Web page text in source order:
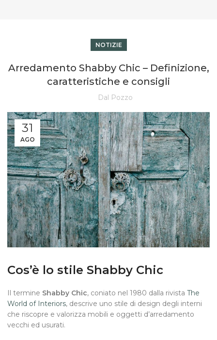
NOTIZIE
Arredamento Shabby Chic – Definizione,
caratteristiche e consigli
Dal Pozzo
31
AGO
Cos’è lo stile Shabby Chic
Il termine Shabby Chic, coniato nel 1980 dalla rivista The
World of Interiors, descrive uno stile di design degli interni
che riscopre e valorizza mobili e oggetti d’arredamento
vecchi ed usurati.